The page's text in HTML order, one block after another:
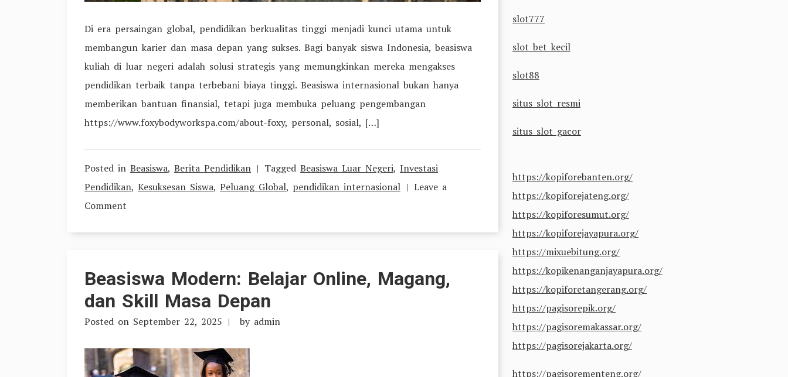
Di era persaingan global, pendidikan berkualitas tinggi menjadi kunci utama untuk
membangun karier dan masa depan yang sukses. Bagi banyak siswa Indonesia, beasiswa
kuliah di luar negeri adalah solusi strategis yang memungkinkan mereka mengakses
pendidikan terbaik tanpa terbebani biaya tinggi. Beasiswa internasional bukan hanya
memberikan bantuan finansial, tetapi juga membuka peluang pengembangan
https://www.foxybodyworkspa.com/about-foxy, personal, sosial, […]
Posted in Beasiswa, Berita Pendidikan Tagged Beasiswa Luar Negeri, Investasi
Pendidikan, Kesuksesan Siswa, Peluang Global, pendidikan internasional
Leave a
Comment
Luar
Negeri:
Investasi
untuk
Masa
Beasiswa Modern: Belajar Online, Magang,
dan Skill Masa Depan
Posted on September 22, 2025 by admin
slot777
slot bet kecil
slot88
situs slot resmi
situs slot gacor
https://kopiforebanten.org/
https://kopiforejateng.org/
https://kopiforesumut.org/
https://kopiforejayapura.org/
https://mixuebitung.org/
https://kopikenanganjayapura.org/
https://kopiforetangerang.org/
https://pagisorepik.org/
https://pagisoremakassar.org/
https://pagisorejakarta.org/
https://pagisorementeng.org/